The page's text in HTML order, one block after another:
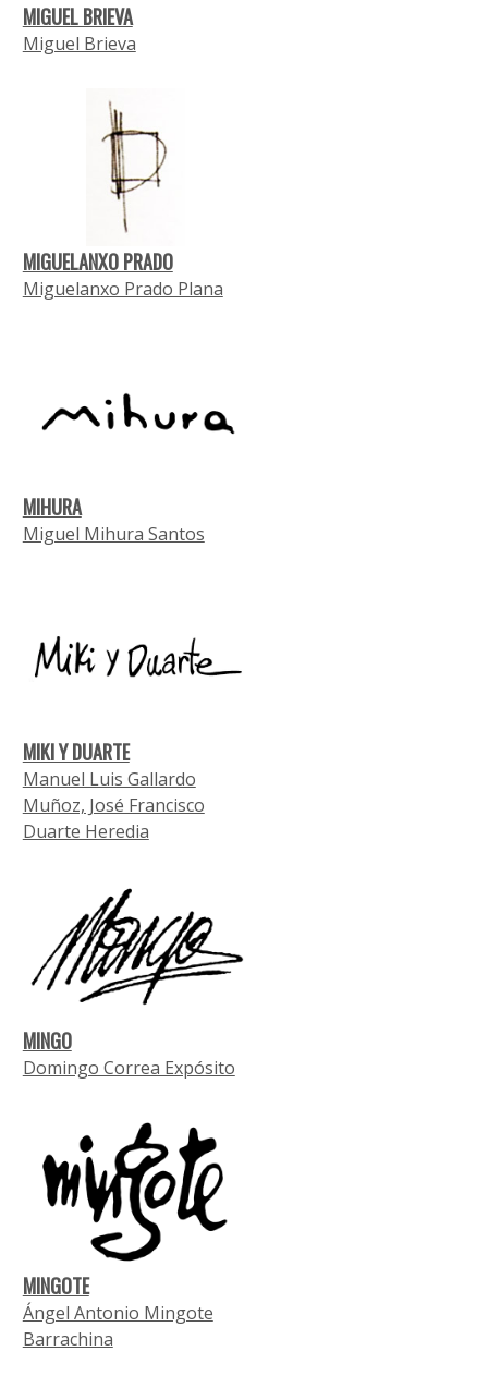
MIGUEL BRIEVA
Miguel Brieva
MIGUELANXO PRADO
Miguelanxo Prado Plana
MIHURA
Miguel Mihura Santos
MIKI Y DUARTE
Manuel Luis Gallardo
Muñoz, José Francisco
Duarte Heredia
MINGO
Domingo Correa Expósito
MINGOTE
Ángel Antonio Mingote
Barrachina